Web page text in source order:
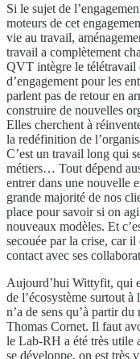
Si le sujet de
moteurs de cet
vie au travail,
travail a complètement
QVT intègre le télétravail
d’engagement pour les
parlent pas de retour en
construire de nouvelles
Elles cherchent à
la redéfinition de
C’est un travail long qui
métiers… Tout dépend
entrer dans une nouvelle
grande majorité de nos
place pour savoir si on
nouveaux modèles. Et
secouée par la crise, car
contact avec ses
Aujourd’hui Wittyfit, qui
de l’écosystème surtout à
n’a de sens qu’à partir
Thomas Cornet. Il faut
le Lab-RH a été très utile
se développe, on est très